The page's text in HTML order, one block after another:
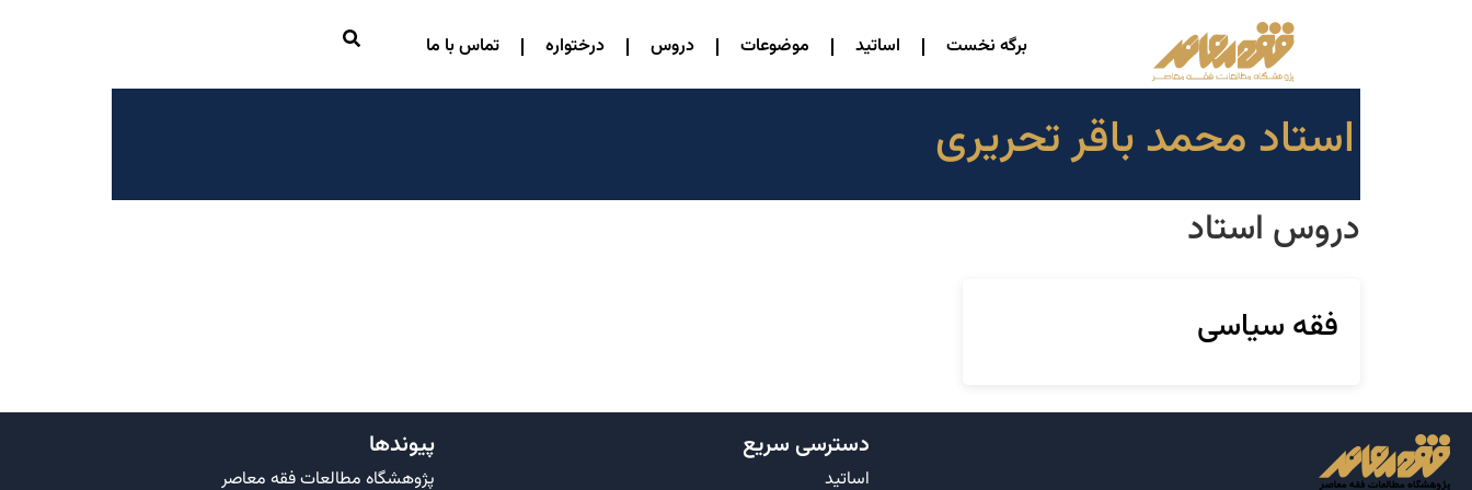
برگه نخست اساتید موضوعات دروس درختواره تماس با ما
استاد محمد باقر تحریری
دروس استاد
فقه سیاسی
دسترسی سریع
اساتید
پیوندها
پژوهشگاه مطالعات فقه معاصر